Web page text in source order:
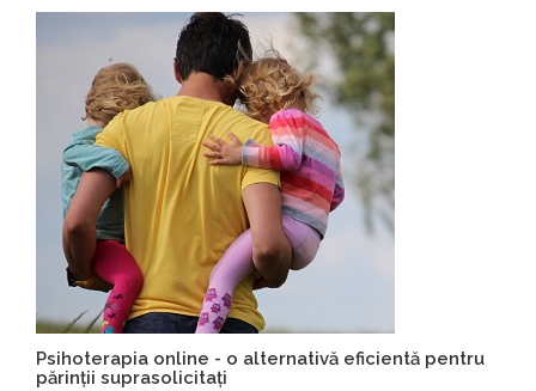
Psihoterapia online - o alternativă eficientă pentru
părinții suprasolicitați